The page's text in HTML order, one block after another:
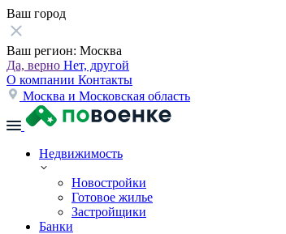
Ваш город
Ваш регион: Москва
Да, верно Нет, другой
О компании Контакты
Москва и Московская область
Недвижимость
Новостройки
Готовое жилье
Застройщики
Банки